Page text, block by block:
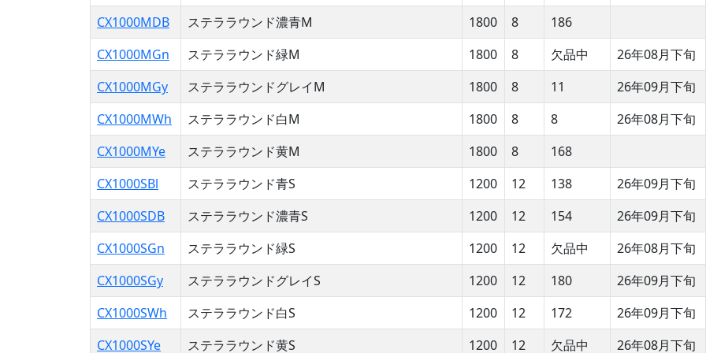
CX1000MDB ステララウンド濃青M 1800 8
186
CX1000MGn
ステララウンド緑M 1800 8 欠品中
26年08月下旬
CX1000MGy
ステララウンドグレイM 1800 8 11
26年09月下旬
CX1000MWh
ステララウンド白M 1800 8 8
26年08月下旬
CX1000MYe
ステララウンド黄M 1800 8
168
CX1000SBl
ステララウンド青S 1200 12 138
26年09月下旬
CX1000SDB
ステララウンド濃青S 1200 12 154
26年09月下旬
CX1000SGn
ステララウンド緑S 1200 12 欠品中
26年08月下旬
CX1000SGy
ステララウンドグレイS 1200 12 180
26年09月下旬
CX1000SWh
ステララウンド白S 1200 12 172
26年09月下旬
CX1000SYe
ステララウンド黄S 1200 12 欠品中 26年08月下旬